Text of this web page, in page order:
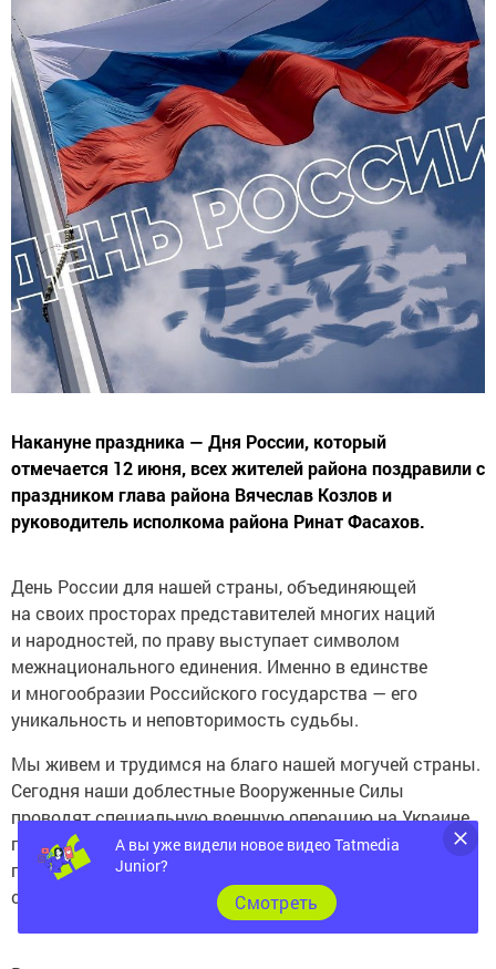
Накануне праздника — Дня России, который
отмечается 12 июня, всех жителей района поздравили с
праздником глава района Вячеслав Козлов и
руководитель исполкома района Ринат Фасахов.
День России для нашей страны, объединяющей
на своих просторах представителей многих наций
и народностей, по праву выступает символом
межнационального единения. Именно в единстве
и многообразии Российского государства — его
уникальность и неповторимость судьбы.
Мы живем и трудимся на благо нашей могучей страны.
Сегодня наши доблестные Вооруженные Силы
проводят специальную военную операцию на Украине
по денацификации и демилитаризации этой страны,
по защите жителей Донбасса, а в целом — защиты
суверенитета России.
А вы уже видели новое видео Tatmedia
Junior?
Cмотреть